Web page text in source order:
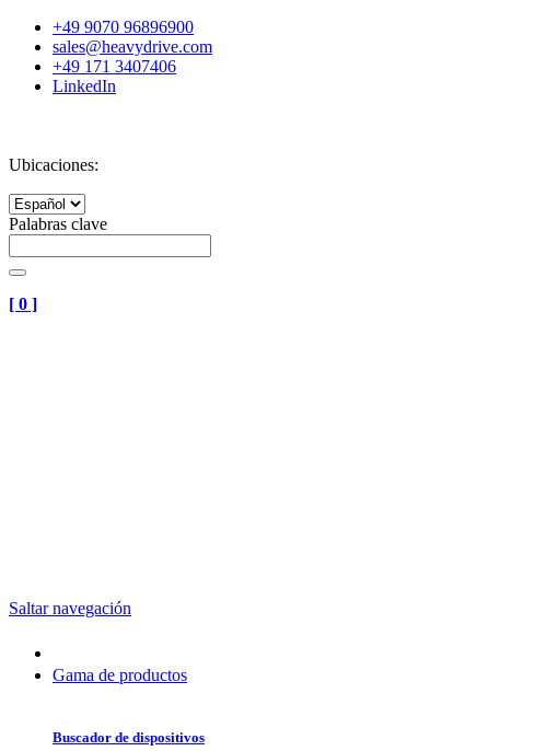
+49 9070 96896900
sales@heavydrive.com
+49 171 3407406
LinkedIn
Ubicaciones:
Palabras clave
[ 0 ]
Saltar navegación
Gama de productos
Buscador de dispositivos